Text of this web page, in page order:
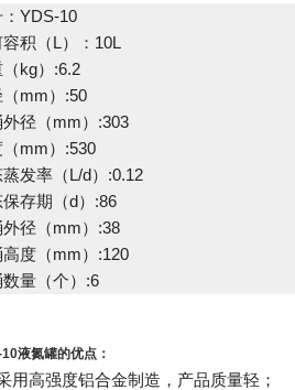
YDS-10
容积（L）：10L
（kg）:6.2
（mm）:50
径（mm）:303
mm）:530
发率（L/d）:0.12
存期（d）:86
径（mm）:38
度（mm）:120
量（个）:6
液氮罐的优点：
采用高强度铝合金制造，产品质量轻；